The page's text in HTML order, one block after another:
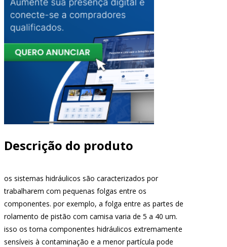
Descrição do produto
os sistemas hidráulicos são caracterizados por
trabalharem com pequenas folgas entre os
componentes. por exemplo, a folga entre as partes de
rolamento de pistão com camisa varia de 5 a 40 um.
isso os torna componentes hidráulicos extremamente
sensíveis à contaminação e a menor partícula pode